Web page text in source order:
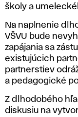
školy a
Na naplnenie
VŠVU bude
zapájania sa
existujúcich
partnerstiev
a pedagogické
Z dlhodobého
diskusiu na